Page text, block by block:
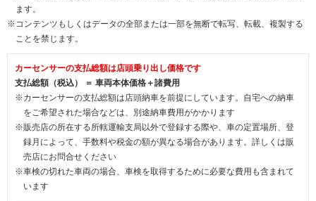
ます。
※コンテンツもしくはデータの全部または一部を無断で転写、転載、複製する
ことを禁じます。
カーセンサーの支払総額は店頭乗り出し価格です
支払総額（税込） ＝ 車両本体価格＋諸費用
※カーセンサーの支払総額は店頭納車を前提にしています。自宅への納車
をご希望された場合などは、別途納車費用がかかります
※販売店の所在する所轄運輸支局以外で登録する際や、車の定置場所、登
録月によって、手数料や税金の額が異なる場合があります。詳しくは販
売店にお問合せください
※車検の切れた車両の場合、車検を取得するために必要な費用も含まれて
います